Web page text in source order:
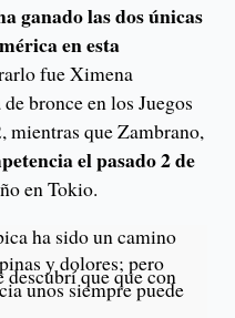
ganado las dos únicas
en esta
fue Ximena
bronce en los Juegos
mientras que Zambrano,
el pasado 2 de
en Tokio.
ha sido un camino
y dolores; pero
descubrí que que con
unos siempre puede